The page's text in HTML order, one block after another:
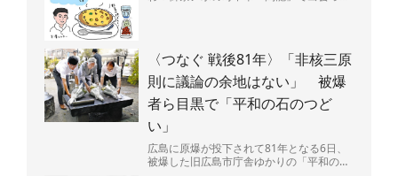
〈つなぐ 戦後81年〉「非核三原
則に議論の余地はない」 被爆
者ら目黒で「平和の石のつど
い」
広島に原爆が投下されて81年となる6日、
被爆した旧広島市庁舎ゆかりの「平和の